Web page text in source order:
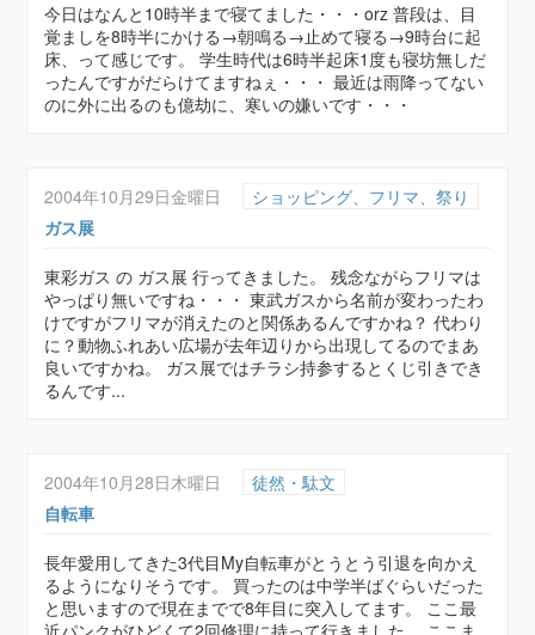
今日はなんと10時半まで寝てました・・・orz 普段は、目
覚ましを8時半にかける→朝鳴る→止めて寝る→9時台に起
床、って感じです。 学生時代は6時半起床1度も寝坊無しだ
ったんですがだらけてますねぇ・・・ 最近は雨降ってない
のに外に出るのも億劫に、寒いの嫌いです・・・
2004年10月29日金曜日
ショッピング、フリマ、祭り
ガス展
東彩ガス の ガス展 行ってきました。 残念ながらフリマは
やっぱり無いですね・・・ 東武ガスから名前が変わったわ
けですがフリマが消えたのと関係あるんですかね？ 代わり
に？動物ふれあい広場が去年辺りから出現してるのでまあ
良いですかね。 ガス展ではチラシ持参するとくじ引きでき
るんです...
2004年10月28日木曜日
徒然・駄文
自転車
長年愛用してきた3代目My自転車がとうとう引退を向かえ
るようになりそうです。 買ったのは中学半ばぐらいだった
と思いますので現在までで8年目に突入してます。 ここ最
近パンクがひどくて2回修理に持って行きました。 ここま